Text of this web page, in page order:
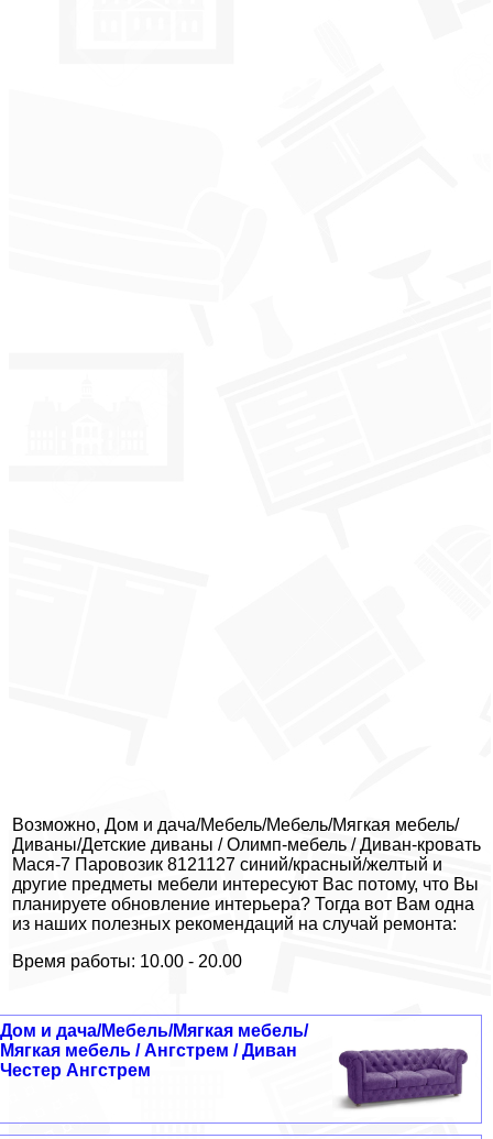
Возможно, Дом и дача/Мебель/Мебель/Мягкая мебель/
Диваны/Детские диваны / Олимп-мебель / Диван-кровать
Мася-7 Паровозик 8121127 синий/красный/желтый и
другие предметы мебели интересуют Вас потому, что Вы
планируете обновление интерьера? Тогда вот Вам одна
из наших полезных рекомендаций на случай ремонта:
Время работы: 10.00 - 20.00
Дом и дача/Мебель/Мягкая мебель/
Мягкая мебель / Ангстрем / Диван
Честер Ангстрем